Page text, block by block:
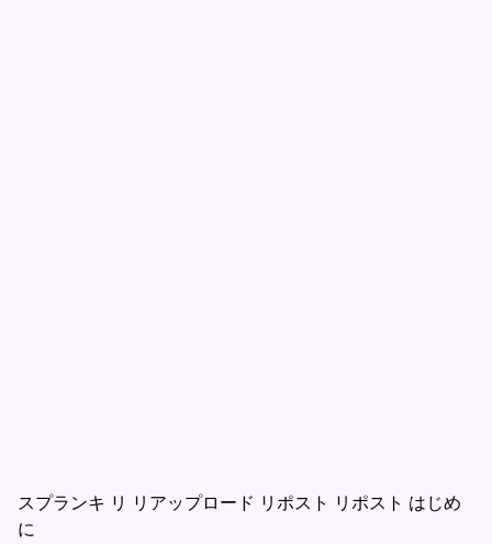
スプランキ リ リアップロード リポスト リポスト はじめ
に